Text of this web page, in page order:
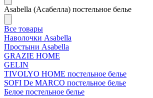
Asabella (Асабелла) постельное белье
Все товары
Наволочки Asabella
Простыни Asabella
GRAZIE HOME
GELIN
TIVOLYO HOME постельное белье
SOFI De MARCO постельное белье
Белое постельное белье